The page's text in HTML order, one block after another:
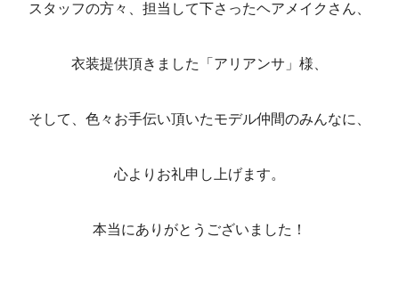
スタッフの方々、担当して下さったヘアメイクさん、
衣装提供頂きました「アリアンサ」様、
そして、色々お手伝い頂いたモデル仲間のみんなに、
心よりお礼申し上げます。
本当にありがとうございました！